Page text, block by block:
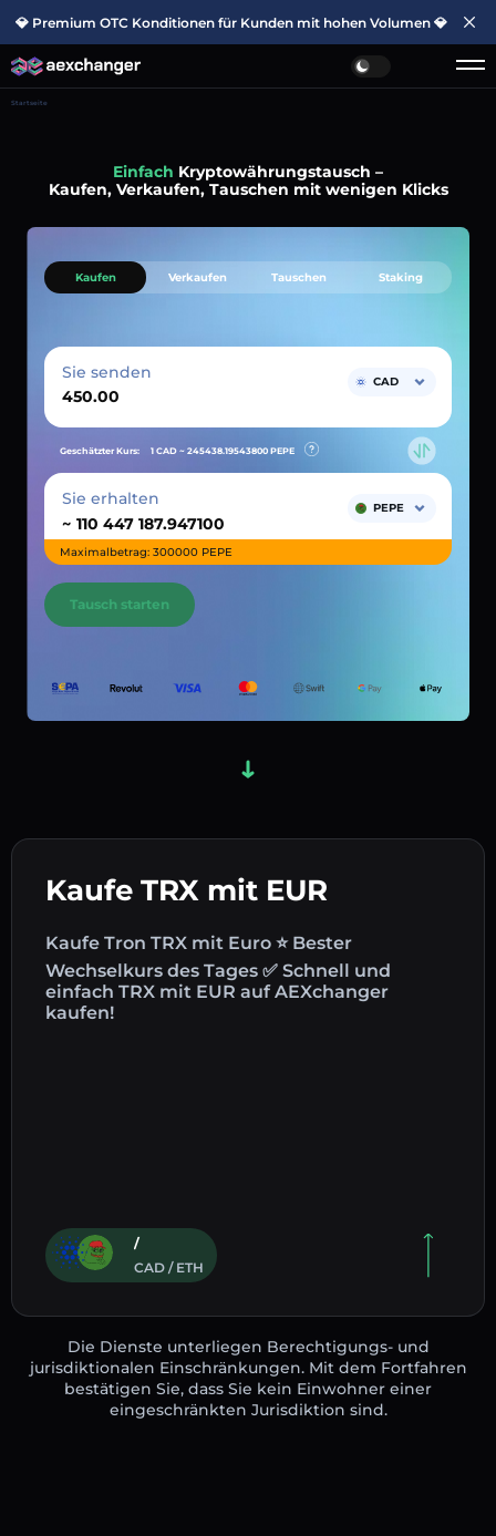
💎 Premium OTC Konditionen für Kunden mit hohen Volumen 💎
Startseite
Einfach Kryptowährungstausch –
Kaufen, Verkaufen, Tauschen mit wenigen Klicks
Kaufe TRX mit EUR
Kaufe Tron TRX mit Euro ⭐ Bester
Wechselkurs des Tages ✅ Schnell und
einfach TRX mit EUR auf AEXchanger
kaufen!
/
CAD / ETH
Kaufen Verkaufen Tauschen Staking
Sie senden CAD
Geschätzter Kurs: 1 CAD ~ 245438.19543800 PEPE
Sie erhalten
~
PEPE
Maximalbetrag: 300000 PEPE
Tausch starten
Die Dienste unterliegen Berechtigungs- und
jurisdiktionalen Einschränkungen. Mit dem Fortfahren
bestätigen Sie, dass Sie kein Einwohner einer
eingeschränkten Jurisdiktion sind.